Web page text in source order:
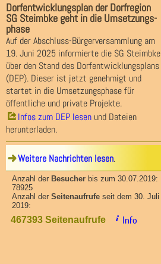
Dorfentwicklungsplan der Dorfregion
SG Steimbke geht in die Umsetzungs-
phase
Auf der Abschluss-Bürgerversammlung am
19. Juni 2025 informierte die SG Steimbke
über den Stand des Dorfentwicklungsplans
(DEP). Dieser ist jetzt genehmigt und
startet in die Umsetzungsphase für
öffentliche und private Projekte.
Infos zum DEP lesen und Dateien
herunterladen.
Weitere Nachrichten lesen.
Anzahl der Besucher bis zum 30.07.2019:
78925
Anzahl der Seitenaufrufe seit dem 30. Juli
2019:
Info